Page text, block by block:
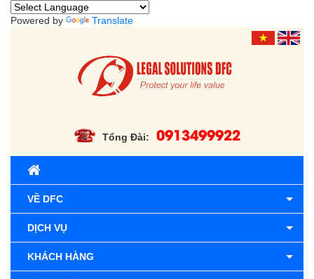
Powered by Translate
Tổng Đài: 0913499922
VỀ DFC
DỊCH VỤ
KHÁCH HÀNG